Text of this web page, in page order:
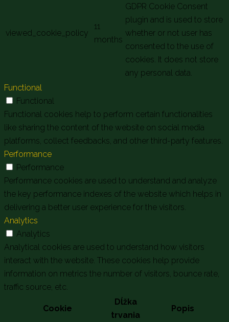
viewed_cookie_policy
11
months
GDPR Cookie Consent
plugin and is used to store
whether or not user has
consented to the use of
cookies. It does not store
any personal data.
Functional
Functional
Functional cookies help to perform certain functionalities
like sharing the content of the website on social media
platforms, collect feedbacks, and other third-party features.
Performance
Performance
Performance cookies are used to understand and analyze
the key performance indexes of the website which helps in
delivering a better user experience for the visitors.
Analytics
Analytics
Analytical cookies are used to understand how visitors
interact with the website. These cookies help provide
information on metrics the number of visitors, bounce rate,
traffic source, etc.
Cookie
Dĺžka
trvania
Popis